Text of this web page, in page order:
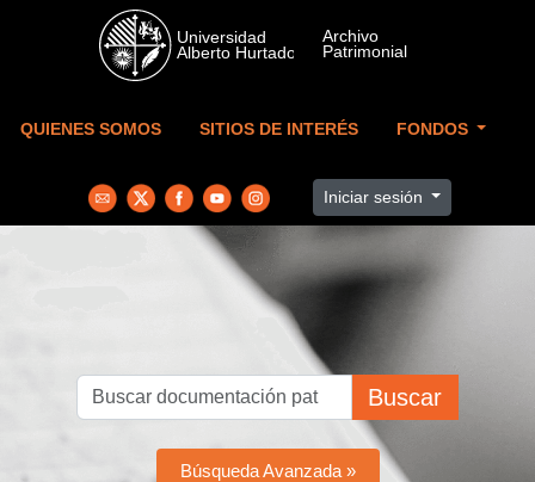
Skip to main content
QUIENES SOMOS SITIOS DE INTERÉS FONDOS
Iniciar sesión
Buscar
Búsqueda Avanzada »